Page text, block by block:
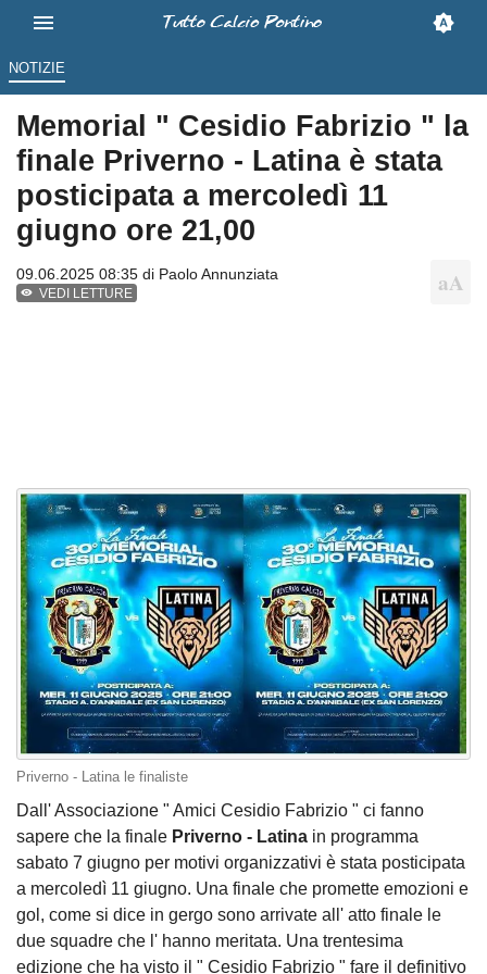
NOTIZIE
Memorial " Cesidio Fabrizio " la
finale Priverno - Latina è stata
posticipata a mercoledì 11
giugno ore 21,00
09.06.2025 08:35 di Paolo Annunziata
VEDI LETTURE
Priverno - Latina le finaliste
Dall' Associazione " Amici Cesidio Fabrizio " ci fanno
sapere che la finale Priverno - Latina in programma
sabato 7 giugno per motivi organizzativi è stata posticipata
a mercoledì 11 giugno. Una finale che promette emozioni e
gol, come si dice in gergo sono arrivate all' atto finale le
due squadre che l' hanno meritata. Una trentesima
edizione che ha visto il " Cesidio Fabrizio " fare il definitivo